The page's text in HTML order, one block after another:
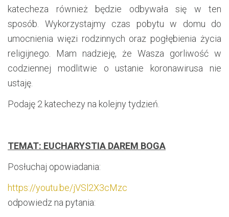
katecheza również będzie odbywała się w ten
sposób. Wykorzystajmy czas pobytu w domu do
umocnienia więzi rodzinnych oraz pogłębienia życia
religijnego. Mam nadzieję, że Wasza gorliwość w
codziennej modlitwie o ustanie koronawirusa nie
ustaję.
Podaję 2 katechezy na kolejny tydzień.
TEMAT: EUCHARYSTIA DAREM BOGA
Posłuchaj opowiadania:
https://youtu.be/jVSl2X3cMzc
odpowiedz na pytania: